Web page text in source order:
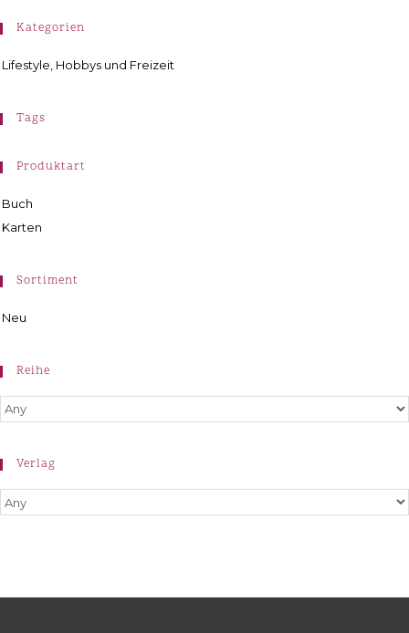
Kategorien
Lifestyle, Hobbys und Freizeit
Tags
Produktart
Buch
Karten
Sortiment
Neu
Reihe
Verlag